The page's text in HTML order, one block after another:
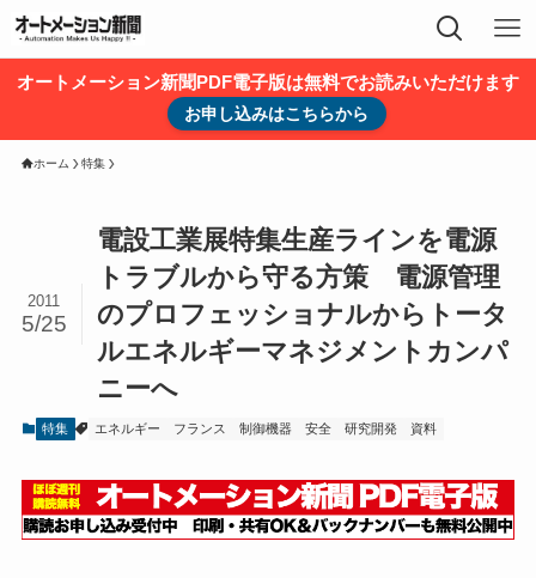
オートメーション新聞PDF電子版は無料でお読みいただけます
お申し込みはこちらから
ホーム 特集
電設工業展特集生産ラインを電源
トラブルから守る方策 電源管理
のプロフェッショナルからトータ
ルエネルギーマネジメントカンパ
ニーへ
2011
5/25
特集 エネルギー フランス 制御機器 安全 研究開発 資料